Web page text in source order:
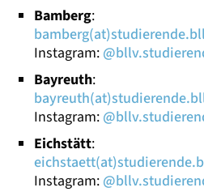
Bamberg:
Instagram:
Bayreuth:
Instagram:
Eichstätt:
Instagram: